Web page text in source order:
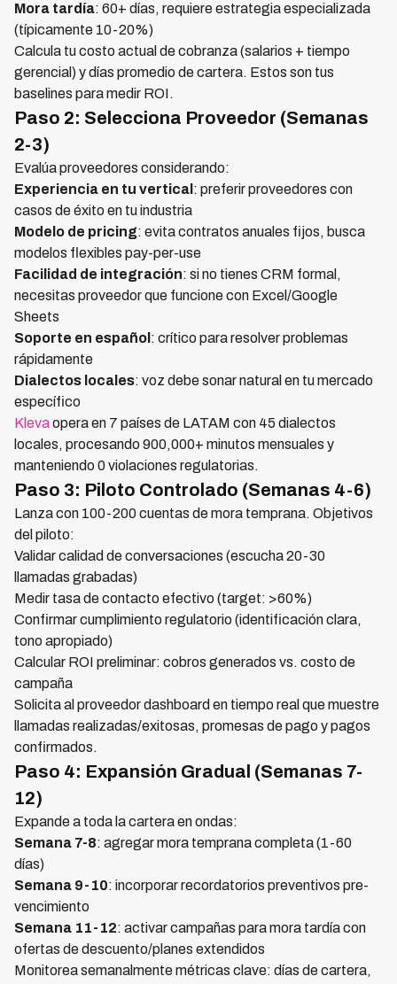
Mora tardía: 60+ días, requiere estrategia especializada
(típicamente 10-20%)
Calcula tu costo actual de cobranza (salarios + tiempo
gerencial) y días promedio de cartera. Estos son tus
baselines para medir ROI.
Paso 2: Selecciona Proveedor (Semanas
2-3)
Evalúa proveedores considerando:
Experiencia en tu vertical : preferir proveedores con
casos de éxito en tu industria
Modelo de pricing: evita contratos anuales fijos, busca
modelos flexibles pay-per-use
Facilidad de integración: si no tienes CRM formal,
necesitas proveedor que funcione con Excel/Google
Sheets
Soporte en español : crítico para resolver problemas
rápidamente
Dialectos locales: voz debe sonar natural en tu mercado
específico
Klevaopera en 7 países de LATAM con 45 dialectos
locales, procesando 900,000+ minutos mensuales y
manteniendo 0 violaciones regulatorias.
Paso 3: Piloto Controlado (Semanas 4-6)
Lanza con 100-200 cuentas de mora temprana. Objetivos
del piloto:
Validar calidad de conversaciones (escucha 20-30
llamadas grabadas)
Medir tasa de contacto efectivo (target: >60%)
Confirmar cumplimiento regulatorio (identificación clara,
tono apropiado)
Calcular ROI preliminar: cobros generados vs. costo de
campaña
Solicita al proveedor dashboard en tiempo real que muestre
llamadas realizadas/exitosas, promesas de pago y pagos
confirmados.
Paso 4: Expansión Gradual (Semanas 7-
12)
Expande a toda la cartera en ondas:
Semana 7-8: agregar mora temprana completa (1-60
días)
Semana 9-10: incorporar recordatorios preventivos pre-
vencimiento
Semana 11-12: activar campañas para mora tardía con
ofertas de descuento/planes extendidos
Monitorea semanalmente métricas clave: días de cartera,